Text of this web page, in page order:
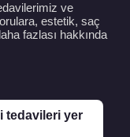
ve
estetik, saç
fazlası hakkında
tedavileri yer